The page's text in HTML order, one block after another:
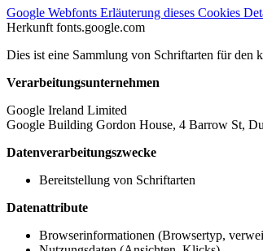
Google Webfonts Erläuterung dieses Cookies
Herkunft fonts.google.com
Dies ist eine Sammlung von Schriftarten für den
Verarbeitungsunternehmen
Google Ireland Limited
Google Building Gordon House, 4 Barrow St,
Datenverarbeitungszwecke
Bereitstellung von Schriftarten
Datenattribute
Browserinformationen (Browsertyp,